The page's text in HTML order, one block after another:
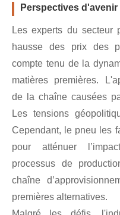
Perspectives d'avenir
Les experts du secteur
hausse des prix des
compte tenu de la
matières premières.
de la chaîne causées
Les tensions
Cependant, le pneu les
pour atténuer
processus de
chaîne
premières alternatives.